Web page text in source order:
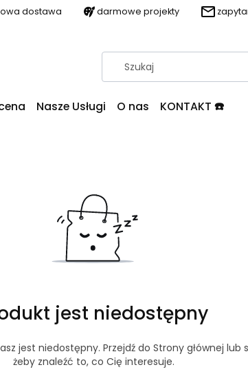
dostawa darmowe projekty
Nasze Usługi O nas KONTAKT ☎️
jest niedostępny
jest niedostępny. Przejdź do Strony głównej lub
żeby znaleźć to, co Cię interesuje.